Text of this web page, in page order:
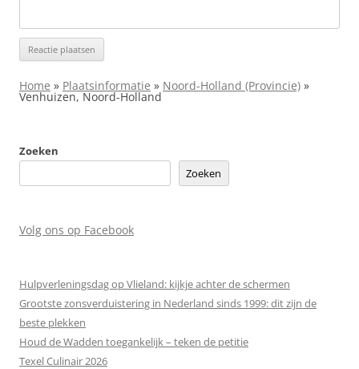
Home » Plaatsinformatie » Noord-Holland (Provincie) »
Venhuizen, Noord-Holland
Zoeken
Zoeken
Volg ons op Facebook
Hulpverleningsdag op Vlieland: kijkje achter de schermen
Grootste zonsverduistering in Nederland sinds 1999: dit zijn de
beste plekken
Houd de Wadden toegankelijk – teken de petitie
Texel Culinair 2026